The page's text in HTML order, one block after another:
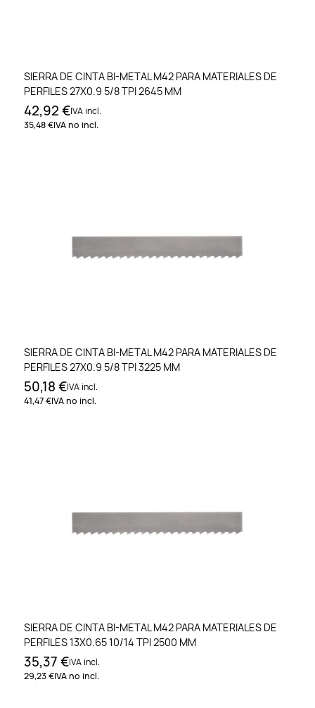
SIERRA DE CINTA BI-METAL M42 PARA MATERIALES DE
PERFILES 27X0.9 5/8 TPI 2645 MM
42,92 €IVA incl.
35,48 €IVA no incl.
SIERRA DE CINTA BI-METAL M42 PARA MATERIALES DE
PERFILES 27X0.9 5/8 TPI 3225 MM
50,18 €IVA incl.
41,47 €IVA no incl.
SIERRA DE CINTA BI-METAL M42 PARA MATERIALES DE
PERFILES 13X0.65 10/14 TPI 2500 MM
35,37 €IVA incl.
29,23 €IVA no incl.